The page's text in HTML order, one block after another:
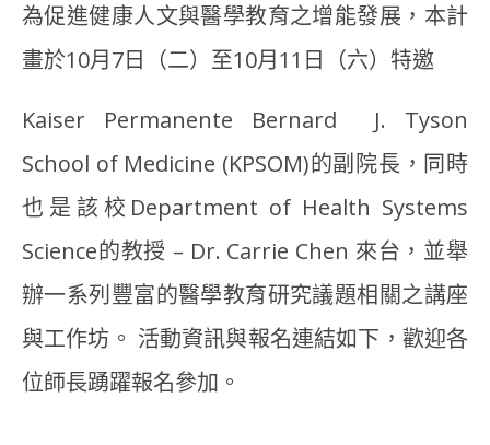
為促進健康人文與醫學教育之增能發展，本計
畫於10月7日（二）至10月11日（六）特邀
Kaiser Permanente Bernard J. Tyson
School of Medicine (KPSOM)的副院長，同時
也是該校Department of Health Systems
Science的教授 – Dr. Carrie Chen 來台，並舉
辦一系列豐富的醫學教育研究議題相關之講座
與工作坊。 活動資訊與報名連結如下，歡迎各
位師長踴躍報名參加。